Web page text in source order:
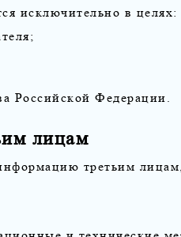
исключительно в целях:
Российской Федерации.
лицам
третьим